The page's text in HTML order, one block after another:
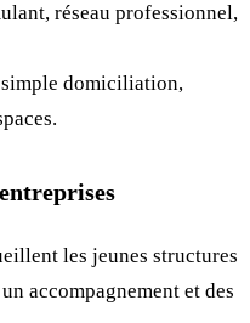
réseau professionnel,
simple domiciliation,
les jeunes structures
accompagnement et des